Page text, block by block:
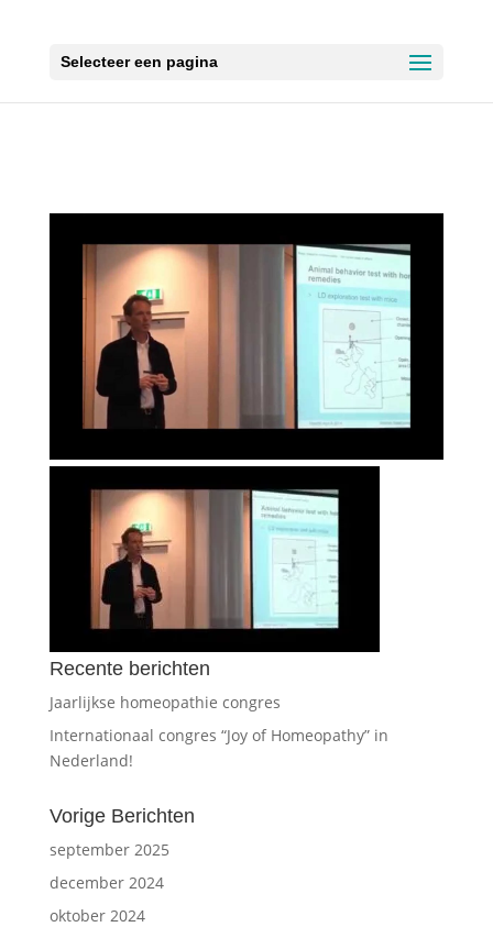
Selecteer een pagina
Recente berichten
Jaarlijkse homeopathie congres
Internationaal congres “Joy of Homeopathy” in
Nederland!
Vorige Berichten
september 2025
december 2024
oktober 2024